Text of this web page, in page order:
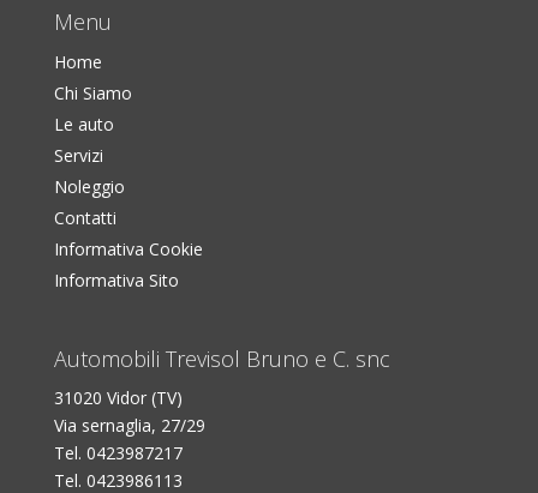
Menu
Home
Chi Siamo
Le auto
Servizi
Noleggio
Contatti
Informativa Cookie
Informativa Sito
Automobili Trevisol Bruno e C. snc
31020 Vidor (TV)
Via sernaglia, 27/29
Tel. 0423987217
Tel. 0423986113